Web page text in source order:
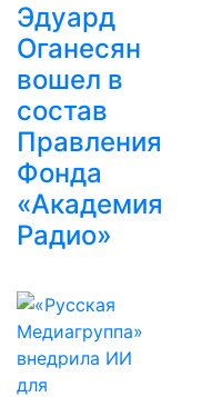
Эдуард
Оганесян
вошел в
состав
Правления
Фонда
«Академия
Радио»